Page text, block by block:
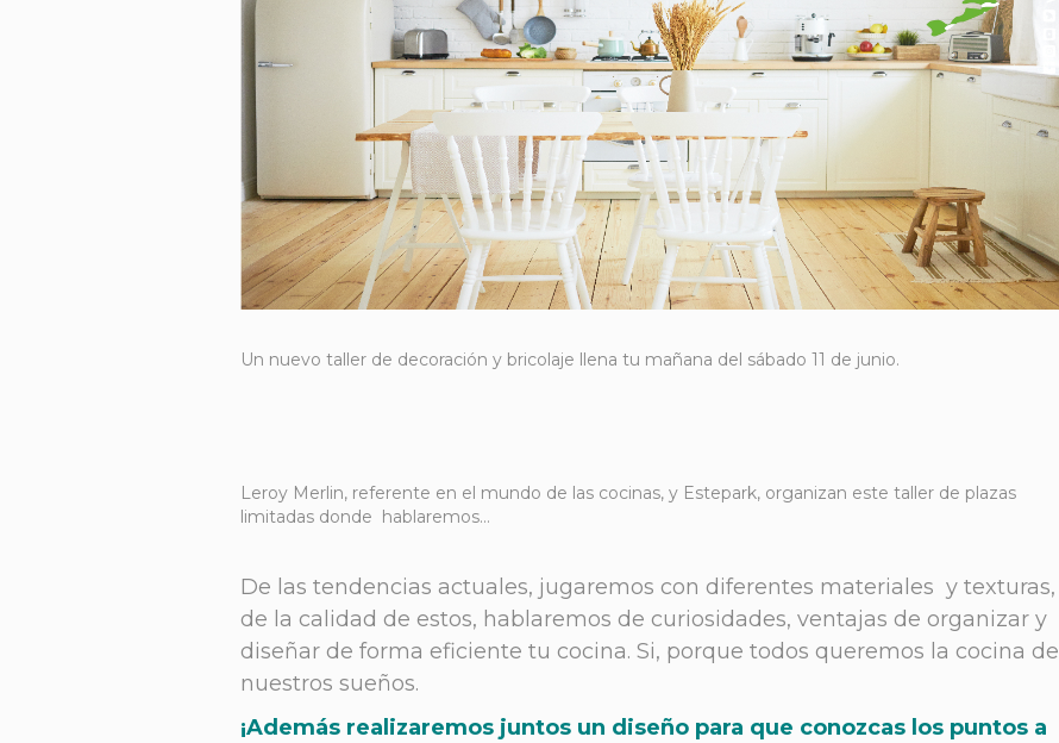
Un nuevo taller de decoración y bricolaje llena tu mañana del sábado 11 de junio.
Leroy Merlin, referente en el mundo de las cocinas, y Estepark, organizan este taller de plazas
limitadas donde hablaremos…
De las tendencias actuales, jugaremos con diferentes materiales y texturas,
de la calidad de estos, hablaremos de curiosidades, ventajas de organizar y
diseñar de forma eficiente tu cocina. Si, porque todos queremos la cocina de
nuestros sueños.
¡Además realizaremos juntos un diseño para que conozcas los puntos a